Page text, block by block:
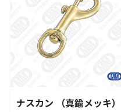
ナスカン （真鍮メッキ）